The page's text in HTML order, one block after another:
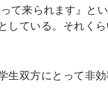
て来られます』と
している。それく
双方にとって非